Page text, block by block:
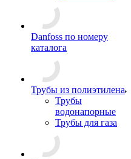
Danfoss по номеру
каталога
Трубы из полиэтилена
Трубы
водонапорные
Трубы для газа